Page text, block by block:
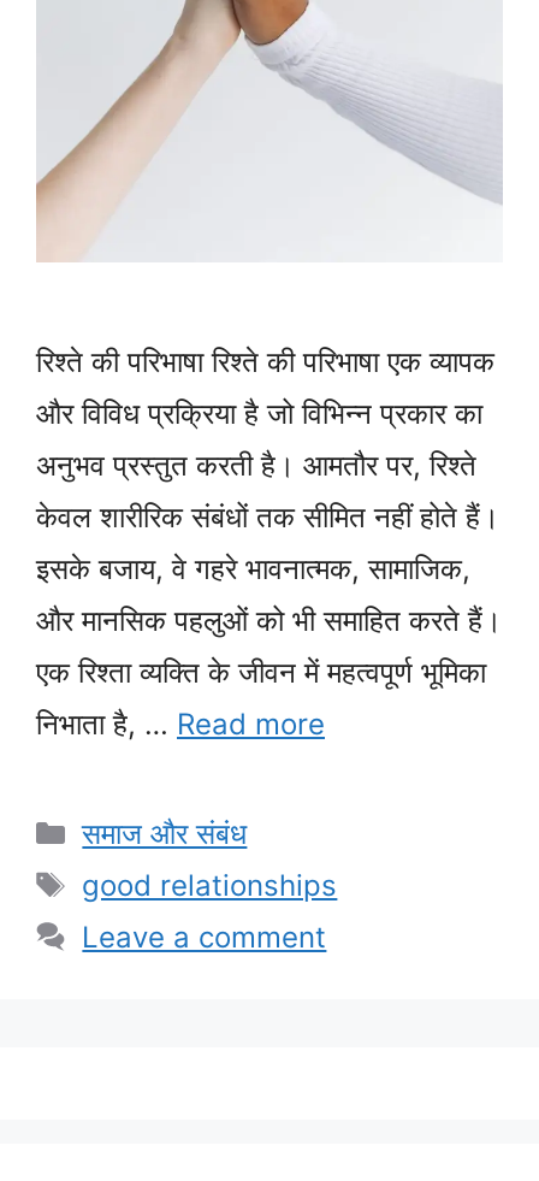
रिश्ते की परिभाषा रिश्ते की परिभाषा एक व्यापक
और विविध प्रक्रिया है जो विभिन्न प्रकार का
अनुभव प्रस्तुत करती है। आमतौर पर, रिश्ते
केवल शारीरिक संबंधों तक सीमित नहीं होते हैं।
इसके बजाय, वे गहरे भावनात्मक, सामाजिक,
और मानसिक पहलुओं को भी समाहित करते हैं।
एक रिश्ता व्यक्ति के जीवन में महत्वपूर्ण भूमिका
निभाता है, … Read more
Categories
समाज और संबंध
Tags
good relationships
Leave a comment